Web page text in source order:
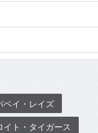
ベイ・レイズ
イト・タイガース